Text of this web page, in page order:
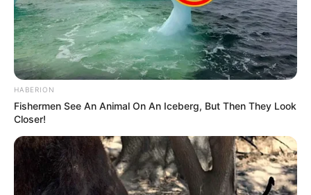
HABERION
Fishermen See An Animal On An Iceberg, But Then They Look
Closer!